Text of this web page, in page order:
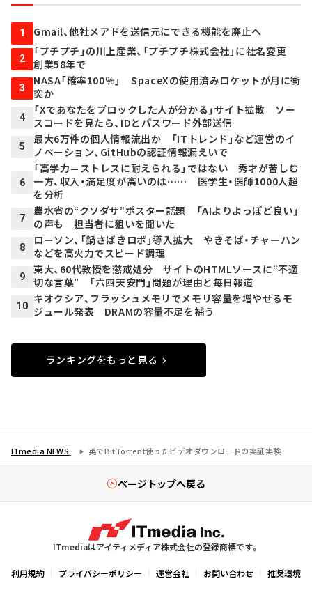
1 Gmail、他社メアドを送信元にできる機能を廃止へ
2
「プチプチ」の川上産業、「プチプチ株式会社」に社名変更
創業58年で
3
NASA「確率100％」 SpaceXの使用済みロケットが月に衝
突か
4
「Xであなたをブロックした人が分かる」サイト拡散 ソー
スコードを見たら、IDとパスワード外部送信
5
最大6万件の個人情報流出か 「ITトレンド」など運営のイ
ノベーション、GitHubの認証情報漏えいで
6
「高学力＝ストレスに耐えられる」ではない 秀才が苦しむ
一方、収入・満足度が高いのは…… 医学生・医師1000人超
を分析
7
農水省の“クソダサ”ポスター話題 「AIよりよっぽど良い」
の声も 担当者に狙いを聞いた
8
ローソン、「鍋さばきロボ」導入拡大 やきそば・チャーハン
などを高火力でスピード調理
9
東大、60代教授を懲戒処分 サイトのHTMLソースに“不適
切な言葉” 「六四天安門」問題が理由と毎日報道
10
キオクシア、フラッシュメモリでメモリ容量を増やせるモ
ジュール発表 DRAMの容量不足を補う
ランキングをもっと見る
ITmedia NEWS 英でBitTorrent使ったビデオダウンロードの実証実験
ページトップへ戻る
ITmediaはアイティメディア株式会社の登録商標です。
利用規約 プライバシーポリシー 運営会社 お問い合わせ 推奨環境